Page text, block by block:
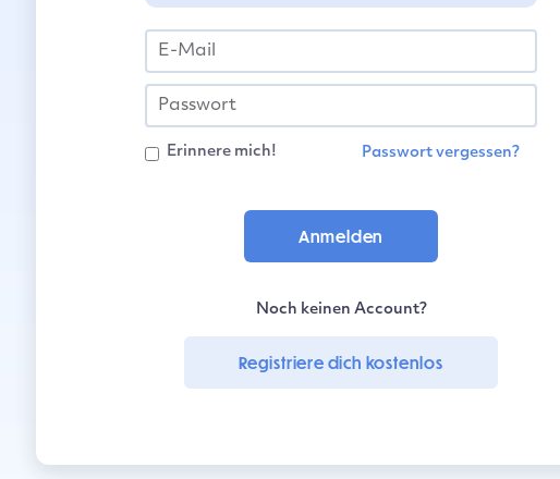
Erinnere mich! Passwort vergessen?
Noch keinen Account?
Registriere dich kostenlos